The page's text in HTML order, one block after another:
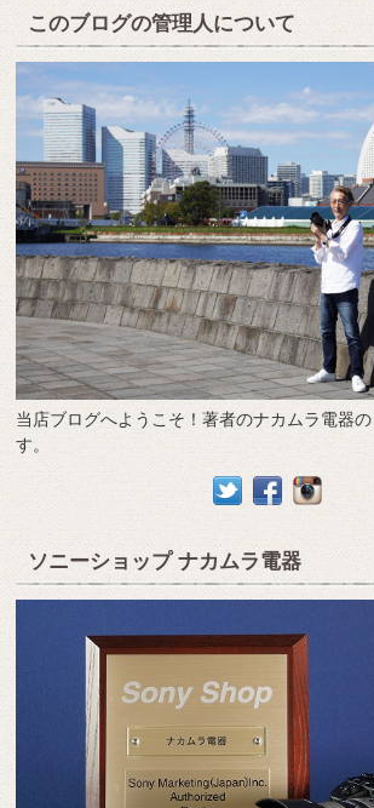
このブログの管理人について
当店ブログへようこそ！著者のナカムラ電器
す。
ソニーショップ ナカムラ電器